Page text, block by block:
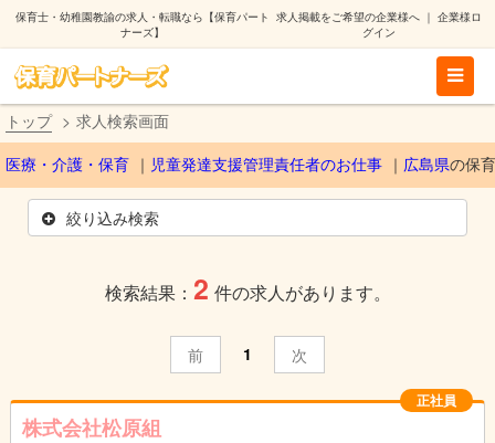
保育士・幼稚園教諭の求人・転職なら【保育パート
ナーズ】
求人掲載をご希望の企業様へ｜ 企業様ロ
グイン
トップ 求人検索画面
医療・介護・保育 児童発達支援管理責任者のお仕事 広島県の保
絞り込み検索
検索結果： 2 件の求人があります。
前 1 次
正社員
株式会社松原組